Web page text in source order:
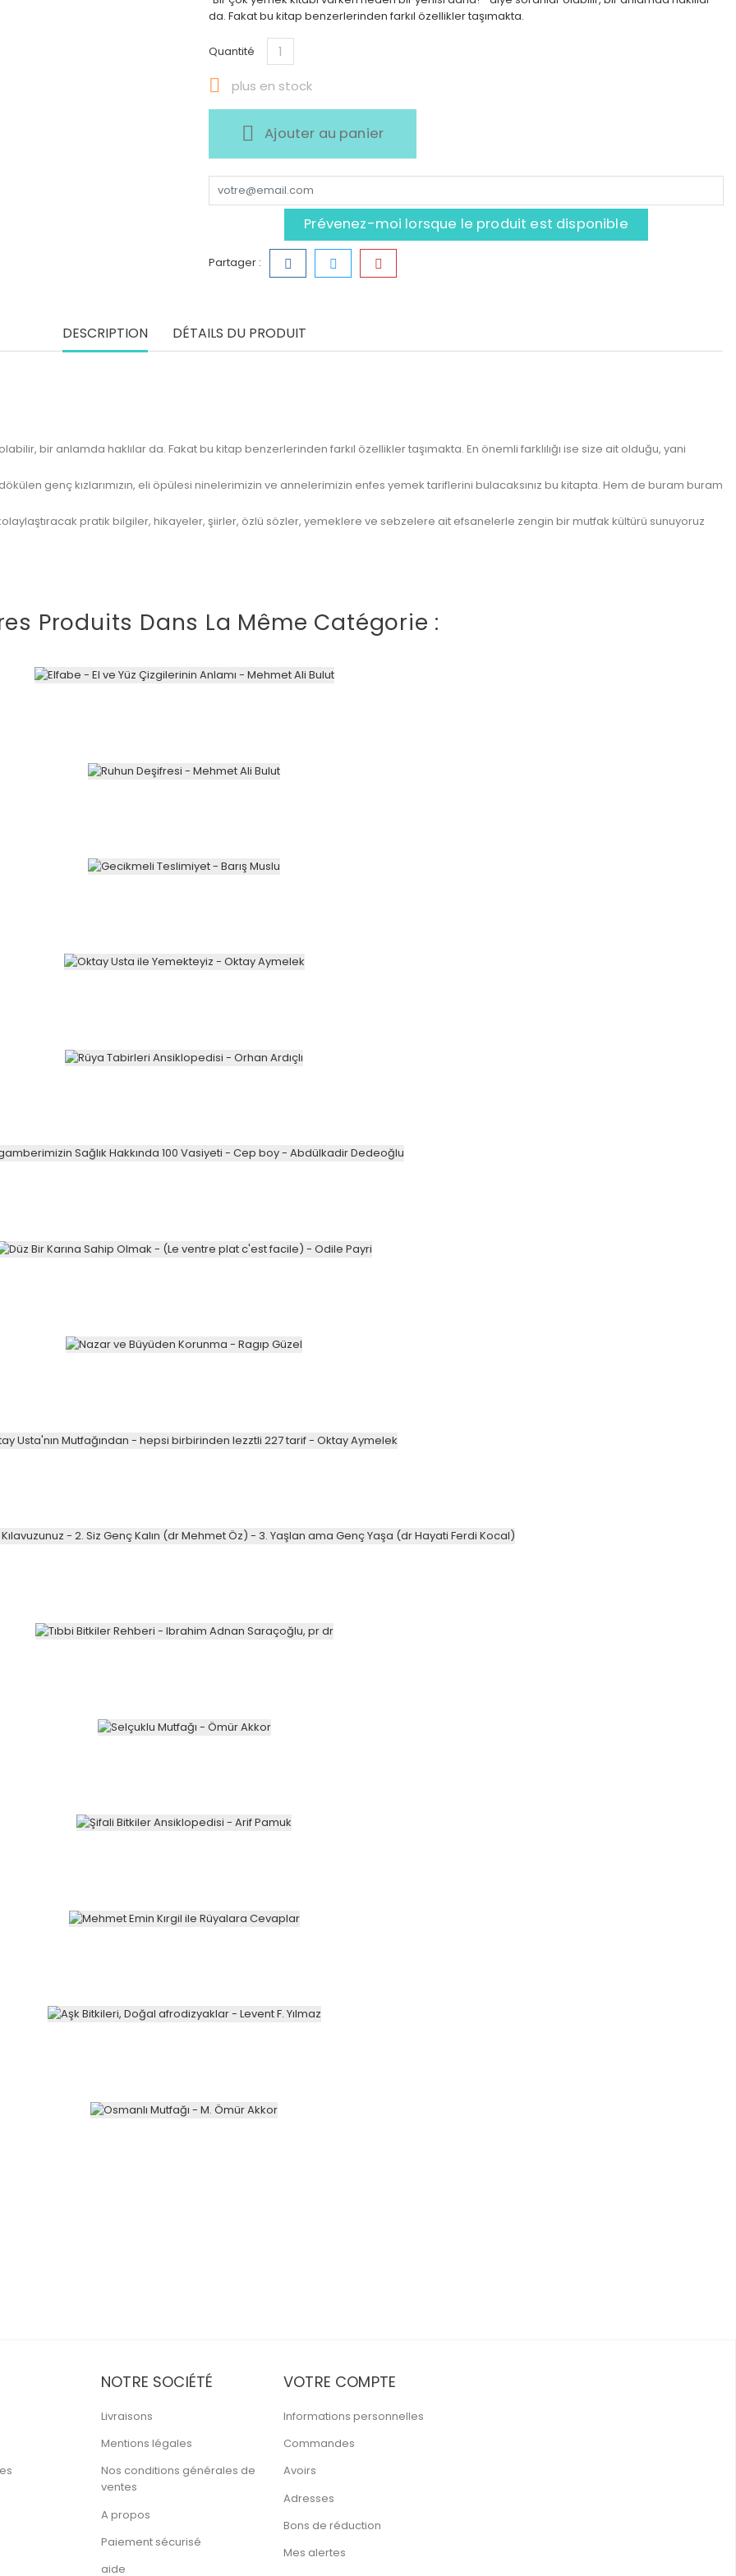
da. Fakat bu kitap benzerlerinden farkıl özellikler taşımakta.
Quantité
 plus en stock
Ajouter au panier
Prévenez-moi lorsque le produit est disponible
Partager :
DESCRIPTION DÉTAILS DU PRODUIT
bir anlamda haklılar da. Fakat bu kitap benzerlerinden farkıl özellikler taşımakta. En önemli farklılığı ise size ait olduğu, yani
genç kızlarımızın, eli öpülesi ninelerimizin ve annelerimizin enfes yemek tariflerini bulacaksınız bu kitapta. Hem de buram buram
pratik bilgiler, hikayeler, şiirler, özlü sözler, yemeklere ve sebzelere ait efsanelerle zengin bir mutfak kültürü sunuyoruz
Produits Dans La Même Catégorie :
NOTRE SOCIÉTÉ
Livraisons
Mentions légales
Nos conditions générales de
ventes
A propos
Paiement sécurisé
aide
VOTRE COMPTE
Informations personnelles
Commandes
Avoirs
Adresses
Bons de réduction
Mes alertes